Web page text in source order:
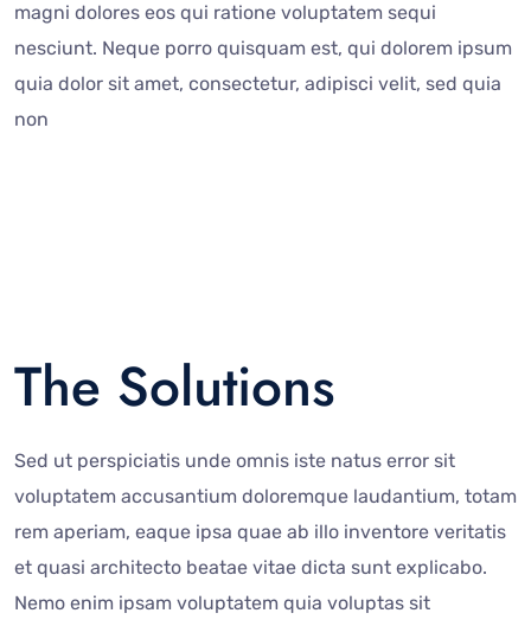
magni dolores eos qui ratione voluptatem sequi
nesciunt. Neque porro quisquam est, qui dolorem ipsum
quia dolor sit amet, consectetur, adipisci velit, sed quia
non
The Solutions
Sed ut perspiciatis unde omnis iste natus error sit
voluptatem accusantium doloremque laudantium, totam
rem aperiam, eaque ipsa quae ab illo inventore veritatis
et quasi architecto beatae vitae dicta sunt explicabo.
Nemo enim ipsam voluptatem quia voluptas sit